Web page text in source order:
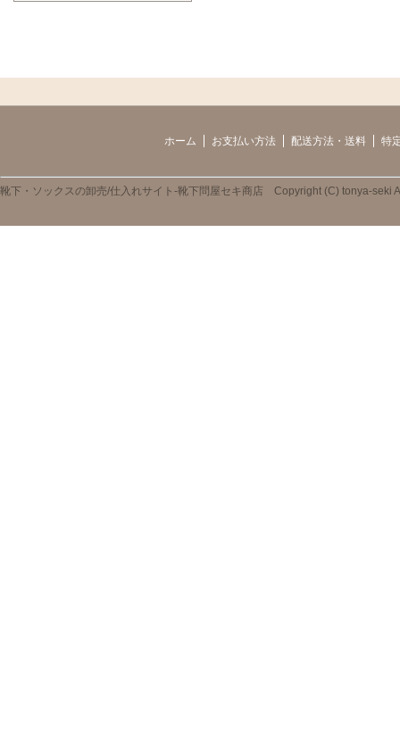
ホーム お支払い方法 配送方法・送料 特
靴下・ソックスの卸売/仕入れサイト-靴下問屋セキ商店 Copyright (C) tonya-seki